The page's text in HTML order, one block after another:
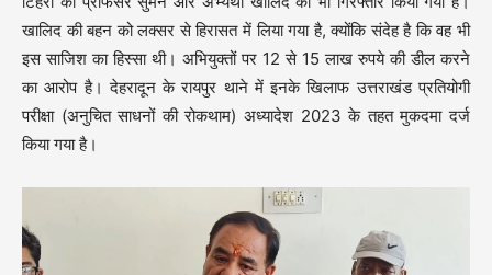
खालिद की बहन को लक्सर से हिरासत में लिया गया है, क्योंकि संदेह है कि वह भी
इस साजिश का हिस्सा थी। अभियुक्तों पर 12 से 15 लाख रुपये की डील करने
का आरोप है। देहरादून के रायपुर थाने में इनके खिलाफ उत्तराखंड प्रतियोगी
परीक्षा (अनुचित साधनों की रोकथाम) अध्यादेश 2023 के तहत मुकदमा दर्ज
किया गया है।